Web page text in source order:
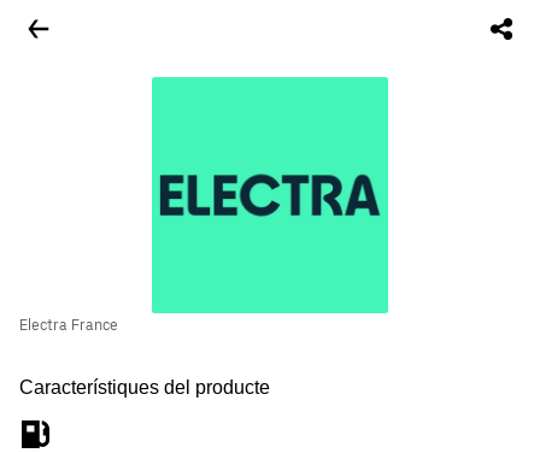
Electra France
Característiques del producte